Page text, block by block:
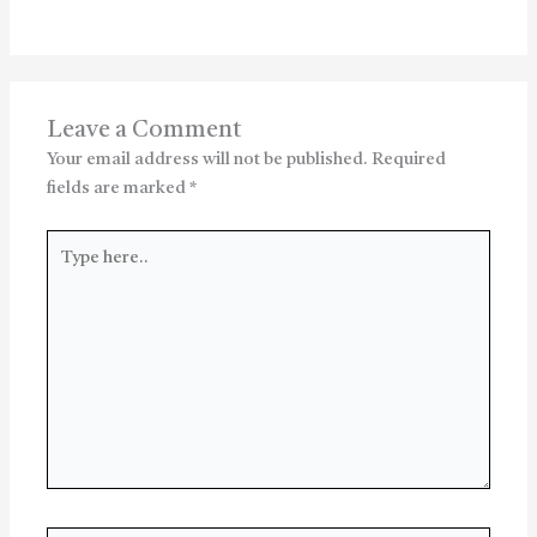
Leave a Comment
Your email address will not be published. Required
fields are marked*
here..